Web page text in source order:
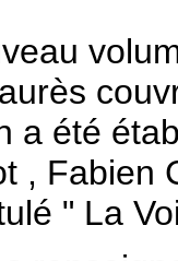
a été
, Fabien
" La